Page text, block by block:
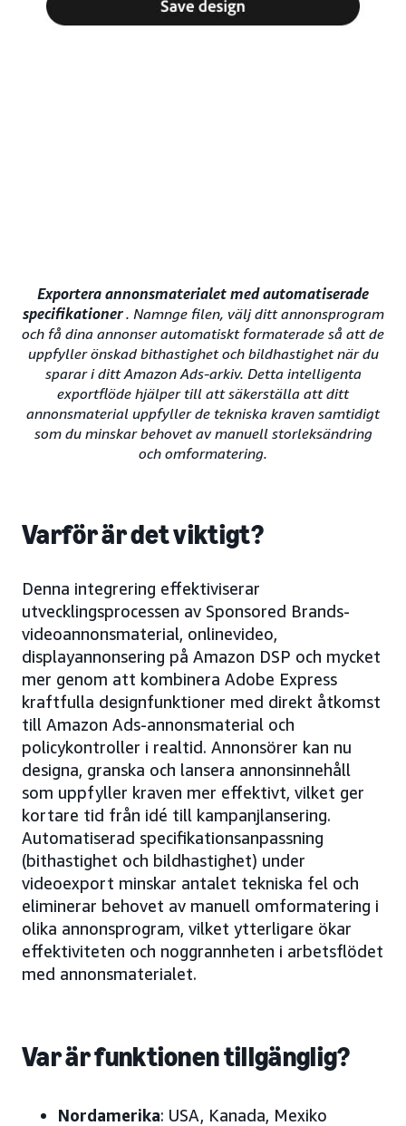
Exportera annonsmaterialet med automatiserade
specifikationer . Namnge filen, välj ditt annonsprogram
och få dina annonser automatiskt formaterade så att de
uppfyller önskad bithastighet och bildhastighet när du
sparar i ditt Amazon Ads-arkiv. Detta intelligenta
exportflöde hjälper till att säkerställa att ditt
annonsmaterial uppfyller de tekniska kraven samtidigt
som du minskar behovet av manuell storleksändring
och omformatering.
Varför är det viktigt?
Denna integrering effektiviserar
utvecklingsprocessen av Sponsored Brands-
videoannonsmaterial, onlinevideo,
displayannonsering på Amazon DSP och mycket
mer genom att kombinera Adobe Express
kraftfulla designfunktioner med direkt åtkomst
till Amazon Ads-annonsmaterial och
policykontroller i realtid. Annonsörer kan nu
designa, granska och lansera annonsinnehåll
som uppfyller kraven mer effektivt, vilket ger
kortare tid från idé till kampanjlansering.
Automatiserad specifikationsanpassning
(bithastighet och bildhastighet) under
videoexport minskar antalet tekniska fel och
eliminerar behovet av manuell omformatering i
olika annonsprogram, vilket ytterligare ökar
effektiviteten och noggrannheten i arbetsflödet
med annonsmaterialet.
Var är funktionen tillgänglig?
Nordamerika: USA, Kanada, Mexiko